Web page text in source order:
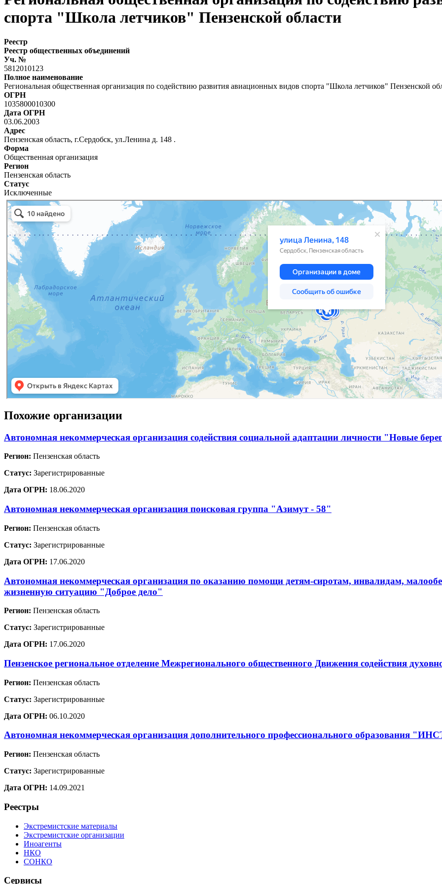
спорта "Школа летчиков" Пензенской области
Реестр
Реестр общественных объединений
Уч. №
5812010123
Полное наименование
Региональная общественная организация по содействию развития авиационных видов спорта "Школа летчиков" Пензенской
ОГРН
1035800010300
Дата ОГРН
03.06.2003
Адрес
Пензенская область, г.Сердобск, ул.Ленина д. 148 .
Форма
Общественная организация
Регион
Пензенская область
Статус
Исключенные
Похожие организации
Автономная некоммерческая организация содействия социальной адаптации личности "Новые
Регион: Пензенская область
Статус: Зарегистрированные
Дата ОГРН: 18.06.2020
Автономная некоммерческая организация поисковая группа "Азимут - 58"
Регион: Пензенская область
Статус: Зарегистрированные
Дата ОГРН: 17.06.2020
Автономная некоммерческая организация по оказанию помощи детям-сиротам, инвалидам,
жизненную ситуацию "Доброе дело"
Регион: Пензенская область
Статус: Зарегистрированные
Дата ОГРН: 17.06.2020
Пензенское региональное отделение Межрегионального общественного Движения содействия
Регион: Пензенская область
Статус: Зарегистрированные
Дата ОГРН: 06.10.2020
Автономная некоммерческая организация дополнительного профессионального
Регион: Пензенская область
Статус: Зарегистрированные
Дата ОГРН: 14.09.2021
Реестры
Экстремистские материалы
Экстремистские организации
Иноагенты
НКО
СОНКО
Сервисы